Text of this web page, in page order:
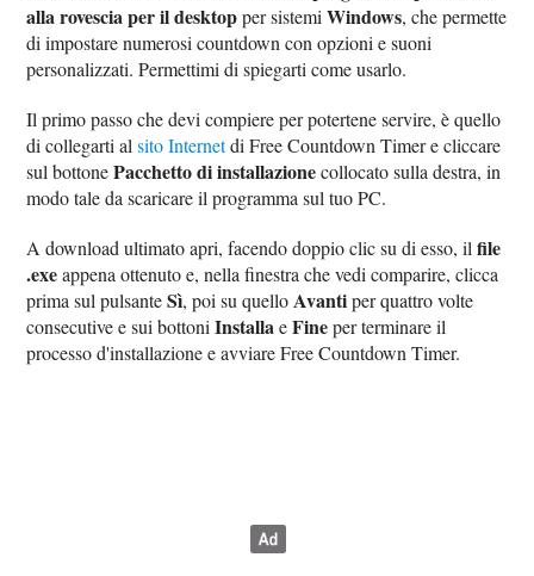
alla rovescia per il desktopper sistemiWindows, che permette
di impostare numerosi countdown con opzioni e suoni
personalizzati. Permettimi di spiegarti come usarlo.
Il primo passo che devi compiere per potertene servire, è quello
di collegarti alsito Internetdi Free Countdown Timer e cliccare
sul bottonePacchetto di installazionecollocato sulla destra, in
modo tale da scaricare il programma sul tuo PC.
A download ultimato apri, facendo doppio clic su di esso, ilfile
.exeappena ottenuto e, nella finestra che vedi comparire, clicca
prima sul pulsanteSì, poi su quello Avantiper quattro volte
consecutive e sui bottoniInstallaeFineper terminare il
processo d'installazione e avviare Free Countdown Timer.